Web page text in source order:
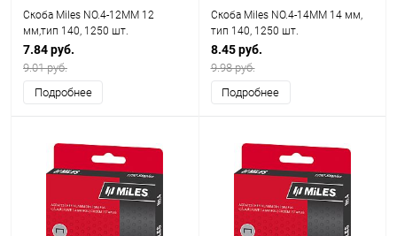
Скоба Miles NO.4-12MM 12
мм,тип 140, 1250 шт.
7.84 руб.
9.01 руб.
Подробнее
Скоба Miles NO.4-14MM 14 мм,
тип 140, 1250 шт.
8.45 руб.
9.98 руб.
Подробнее